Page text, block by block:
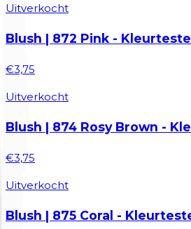
Uitverkocht
Blush | 872 Pink -
€3,75
Uitverkocht
Blush | 874 Rosy Brown -
€3,75
Uitverkocht
Blush | 875 Coral -